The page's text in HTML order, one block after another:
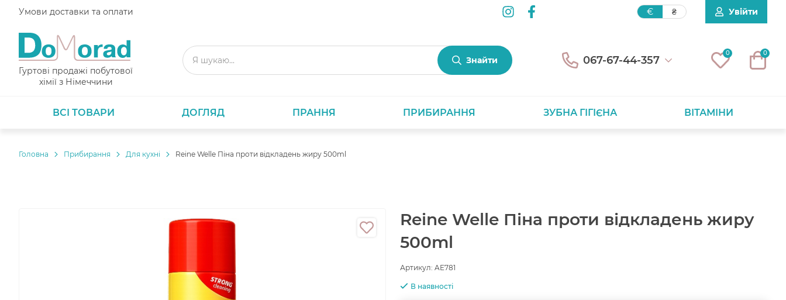
Умови доставки та оплати € ₴ Увійти
Гуртові продажі побутової
хімії з Німеччини
Знайти 067-67-44-357
0 0
ВСІ ТОВАРИ ДОГЛЯД ПРАННЯ ПРИБИРАННЯ ЗУБНА ГІГІЄНА ВІТАМІНИ
Головнa Прибирання Для кухні Reine Welle Піна проти відкладень жиру 500ml
Reine Welle Піна проти відкладень жиру
500ml
Артикул: AE781
В наявності